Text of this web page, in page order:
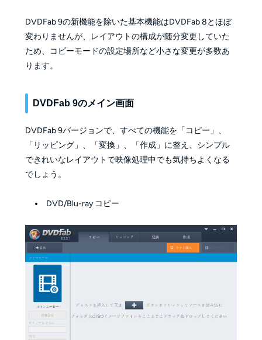
DVDFab 9の新機能を除いた基本機能はDVDFab 8とほぼ
変わりませんが、レイアウトの構成が随分変更していた
ため、コピーモードの設定場所など小さな変更が多数あ
ります。
DVDFab 9のメイン画面
DVDFab 9バージョンで、すべての機能を「コピー」、
「リッピング」、「変換」、「作成」に整え、シンプル
できれいなレイアウトで映像処理中でも気持ちよくなる
でしょう。
DVD/Blu-ray コピー